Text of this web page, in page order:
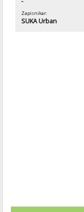
Zapisnikar:
SUKA Urban